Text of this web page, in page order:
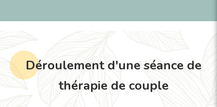
Déroulement d'une séance de
thérapie de couple